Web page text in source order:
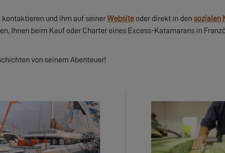
kontaktieren und ihm auf seinerWebsite oder direkt in den sozialen
Ihnen beim Kauf oder Charter eines Excess-Katamarans in
von seinem Abenteuer!